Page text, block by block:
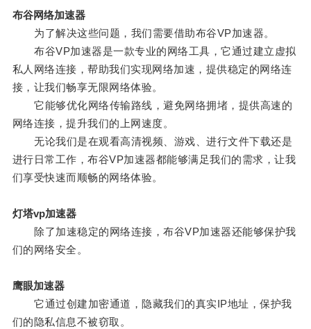
布谷网络加速器
为了解决这些问题，我们需要借助布谷VP加速器。
布谷VP加速器是一款专业的网络工具，它通过建立虚拟
私人网络连接，帮助我们实现网络加速，提供稳定的网络连
接，让我们畅享无限网络体验。
它能够优化网络传输路线，避免网络拥堵，提供高速的
网络连接，提升我们的上网速度。
无论我们是在观看高清视频、游戏、进行文件下载还是
进行日常工作，布谷VP加速器都能够满足我们的需求，让我
们享受快速而顺畅的网络体验。
灯塔vp加速器
除了加速稳定的网络连接，布谷VP加速器还能够保护我
们的网络安全。
鹰眼加速器
它通过创建加密通道，隐藏我们的真实IP地址，保护我
们的隐私信息不被窃取。